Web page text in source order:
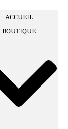
ACCUEIL
BOUTIQUE